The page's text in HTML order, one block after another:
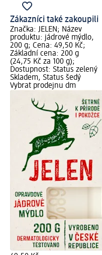
Zákazníci také zakoupili
Značka: JELEN; Název
produktu: jádrové mýdlo,
200 g; Cena: 49,50 Kč;
Základní cena: 200 g
(24,75 Kč za 100 g);
Dostupnost: Status zelený
Skladem, Status šedý
Vybrat prodejnu dm